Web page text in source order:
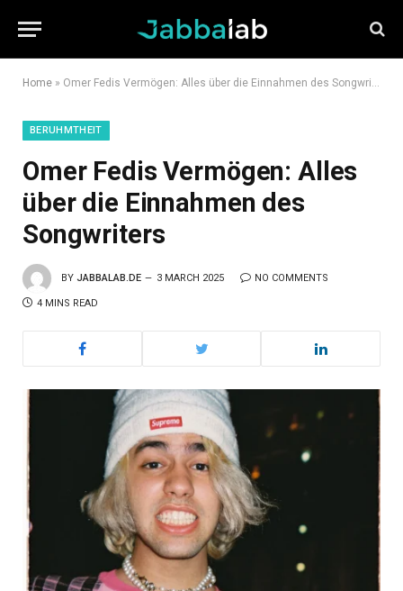
Home » Omer Fedis Vermögen: Alles über die Einnahmen des Songwriters
BERUHMTHEIT
Omer Fedis Vermögen: Alles
über die Einnahmen des
Songwriters
BY JABBALAB.DE 3 MARCH 2025 NO COMMENTS
4 MINS READ